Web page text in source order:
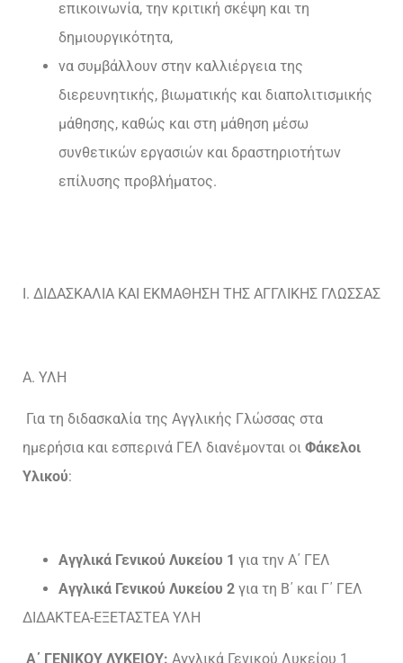
επικοινωνία, την κριτική σκέψη και τη
δημιουργικότητα,
να συμβάλλουν στην καλλιέργεια της
διερευνητικής, βιωματικής και διαπολιτισμικής
μάθησης, καθώς και στη μάθηση μέσω
συνθετικών εργασιών και δραστηριοτήτων
επίλυσης προβλήματος.
Ι. ΔΙΔΑΣΚΑΛΙΑ ΚΑΙ ΕΚΜΑΘΗΣΗ ΤΗΣ ΑΓΓΛΙΚΗΣ ΓΛΩΣΣΑΣ
Α. ΥΛΗ
Για τη διδασκαλία της Αγγλικής Γλώσσας στα
ημερήσια και εσπερινά ΓΕΛ διανέμονται οι Φάκελοι
Υλικού:
Αγγλικά Γενικού Λυκείου 1 για την Α΄ ΓΕΛ
Αγγλικά Γενικού Λυκείου 2 για τη Β΄ και Γ΄ ΓΕΛ
ΔΙΔΑΚΤΕΑ-ΕΞΕΤΑΣΤΕΑ ΥΛΗ
Α΄ ΓΕΝΙΚΟΥ ΛΥΚΕΙΟΥ: Αγγλικά Γενικού Λυκείου 1